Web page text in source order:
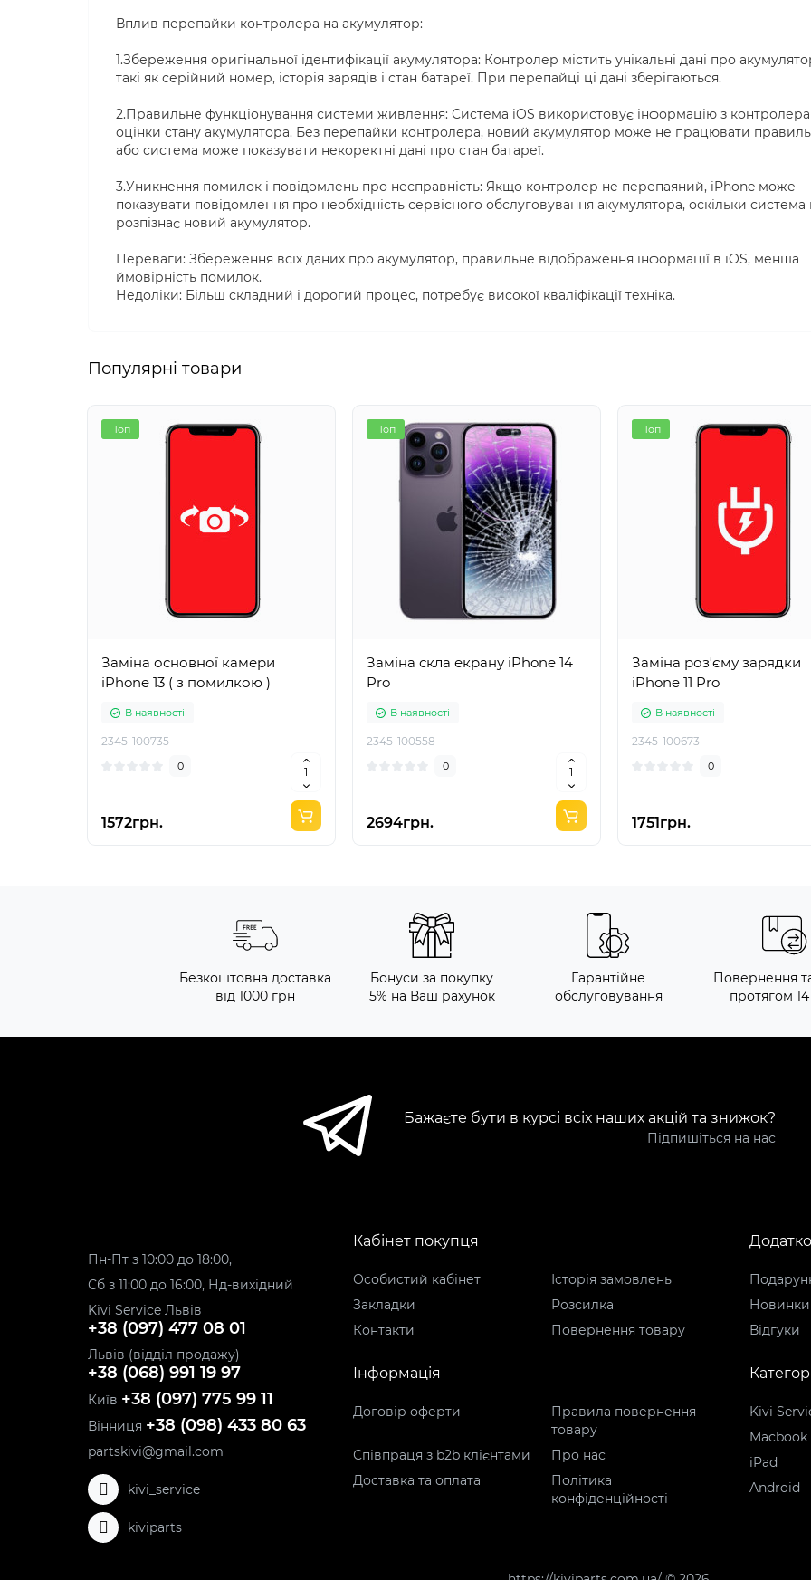
Вплив перепайки контролера на акумулятор:
1.Збереження оригінальної ідентифікації акумулятора: Контролер містить унікальні дані про
такі як серійний номер, історія зарядів і стан батареї. При перепайці ці дані зберігаються.
2.Правильне функціонування системи живлення: Система iOS використовує інформацію з
оцінки стану акумулятора. Без перепайки контролера, новий акумулятор може не працювати
або система може показувати некоректні дані про стан батареї.
3.Уникнення помилок і повідомлень про несправність: Якщо контролер не перепаяний, iPhone може
показувати повідомлення про необхідність сервісного обслуговування акумулятора, оскільки система
розпізнає новий акумулятор.
Переваги: Збереження всіх даних про акумулятор, правильне відображення інформації в iOS, менша
ймовірність помилок.
Недоліки: Більш складний і дорогий процес, потребує високої кваліфікації техніка.
Популярні товари
Топ
Заміна основної камери
iPhone 13 ( з помилкою )
В наявності
2345-100735
0
1572грн.
Топ
Заміна скла екрану iPhone 14
Pro
В наявності
2345-100558
0
2694грн.
Топ
Заміна розʼєму зарядки
iPhone 11 Pro
В наявності
2345-100673
0
1751грн.
Безкоштовна доставка
від 1000 грн
Бонуси за покупку
5% на Ваш рахунок
Гарантійне
обслуговування
Повернення
протягом 14
Бажаєте бути в курсі всіх наших акцій та знижок?
Підпишіться на нас
Пн-Пт з 10:00 до 18:00,
Сб з 11:00 до 16:00, Нд-вихідний
Kivi Service Львів
+38 (097) 477 08 01
Львів (відділ продажу)
+38 (068) 991 19 97
Київ +38 (097) 775 99 11
Вінниця +38 (098) 433 80 63
partskivi@gmail.com
kivi_service
kiviparts
Кабінет покупця
Особистий кабінет
Історія замовлень
Закладки
Розсилка
Контакти
Повернення товару
Новинки
Відгуки
Інформація
Договір оферти
Правила повернення
товару
Співпраця з b2b клієнтами
Про нас
Доставка та оплата
Політика
конфіденційності
Kivi
Macbook
iPad
Android